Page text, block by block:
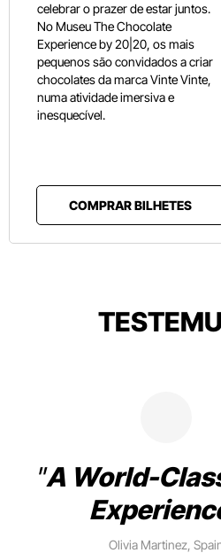
celebrar o prazer de estar juntos.
No Museu The Chocolate
Experience by 20|20, os mais
pequenos são convidados a criar
chocolates da marca Vinte Vinte,
numa atividade imersiva e
inesquecível.
COMPRAR BILHETES
A World-
Olivia Martinez,